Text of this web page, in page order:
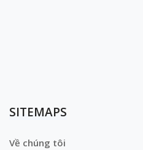
SITEMAPS
Về chúng tôi